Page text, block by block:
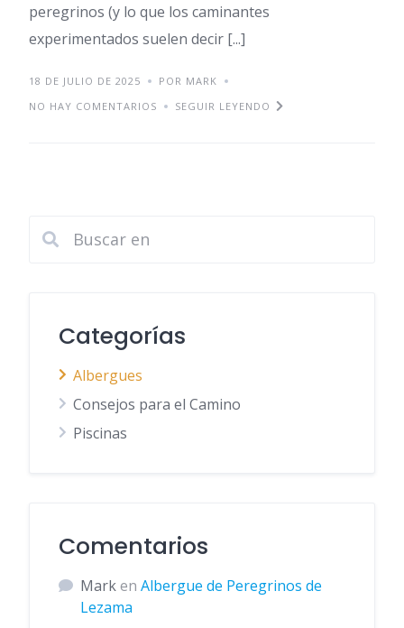
peregrinos (y lo que los caminantes
experimentados suelen decir [...]
18 DE JULIO DE 2025
POR MARK
NO HAY COMENTARIOS
SEGUIR LEYENDO
Categorías
Albergues
Consejos para el Camino
Piscinas
Comentarios
Marken Albergue de Peregrinos de
Lezama